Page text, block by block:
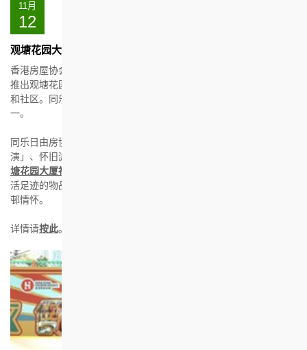
11月
12
观塘花园大厦怀旧同乐日
香港房屋协会(“房协”) 举办观塘花园大厦怀旧同乐日(“同乐日”)，为
推出观塘花园大厦「历史文化传承计划」揭开序幕，同时连系街坊
和社区。同乐日亦是香港特别行政区成立二十五周年的庆祝活动之
一。
同乐日由房协及家庭发展基金合办。活动包括「乐龄复古时装表
演」、怀旧游戏摊位、体验活动及表演项目，同乐日亦展示了
塘花园大厦社区摄影比赛」的得奖作品
活足迹的物品，包括具历史意义的旧租咭和租约等，让居民细味屋
邨情怀。
详情请按此。